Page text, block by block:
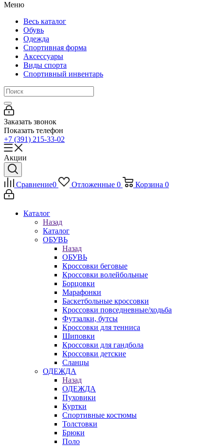
Меню
Весь каталог
Обувь
Одежда
Спортивная форма
Аксессуары
Виды спорта
Спортивный инвентарь
Заказать звонок
Показать телефон
+7 (391) 215-33-02
Акции
Сравнение0 Отложенные 0 Корзина 0
Каталог
Назад
Каталог
ОБУВЬ
Назад
ОБУВЬ
Кроссовки беговые
Кроссовки волейбольные
Борцовки
Марафонки
Баскетбольные кроссовки
Кроссовки повседневные/ходьба
Футзалки, бутсы
Кроссовки для тенниса
Шиповки
Кроссовки для гандбола
Кроссовки детские
Сланцы
ОДЕЖДА
Назад
ОДЕЖДА
Пуховики
Куртки
Спортивные костюмы
Толстовки
Брюки
Поло